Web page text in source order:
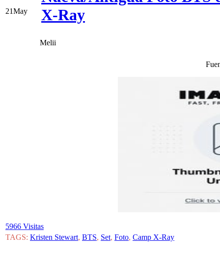
21May
X-Ray
Melii
5966 Visitas
TAGS: Kristen Stewart, BTS, Set, Foto, Camp X-Ray